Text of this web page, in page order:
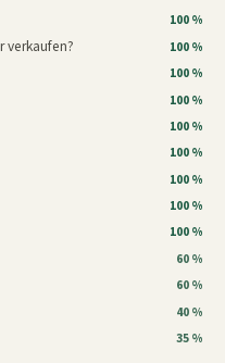
100 %
100 %
100 %
100 %
100 %
100 %
100 %
100 %
100 %
60 %
60 %
40 %
35 %